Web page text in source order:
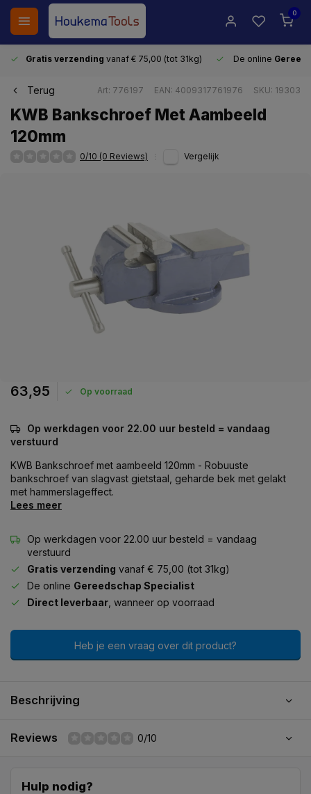
0
Gratis verzending vanaf € 75,00 (tot 31kg) De online
Terug Art: 776197 EAN: 4009317761976 SKU: 19303
KWB Bankschroef Met Aambeeld
120mm
0/10 (0 Reviews) Vergelijk
63,95 Op voorraad
Op werkdagen voor 22.00 uur besteld = vandaag
verstuurd
KWB Bankschroef met aambeeld 120mm - Robuuste
bankschroef van slagvast gietstaal, geharde bek met gelakt
met hammerslageffect.
Lees meer
Op werkdagen voor 22.00 uur besteld = vandaag
verstuurd
Gratis verzending vanaf € 75,00 (tot 31kg)
De online Gereedschap Specialist
Direct leverbaar , wanneer op voorraad
Heb je een vraag over dit product?
Beschrijving
Reviews 0/10
Hulp nodig?